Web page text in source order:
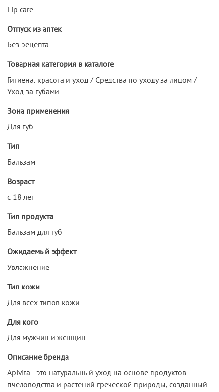
Lip care
Отпуск из аптек
Без рецепта
Товарная категория в каталоге
Гигиена, красота и уход / Средства по уходу за лицом /
Уход за губами
Зона применения
Для губ
Тип
Бальзам
Возраст
с 18 лет
Тип продукта
Бальзам для губ
Ожидаемый эффект
Увлажнение
Тип кожи
Для всех типов кожи
Для кого
Для мужчин и женщин
Описание бренда
Apivita - это натуральный уход на основе продуктов
пчеловодства и растений греческой природы, созданный